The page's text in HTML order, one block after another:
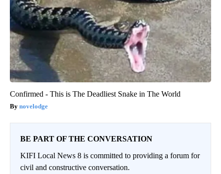
Confirmed - This is The Deadliest Snake in The World
novelodge
BE PART OF THE CONVERSATION
KIFI Local News 8 is committed to providing a forum for
civil and constructive conversation.